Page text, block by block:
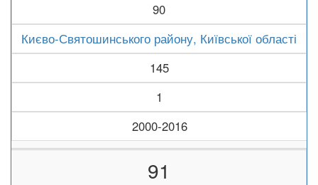
90
Києво-Святошинського району, Київської області
145
1
2000-2016
91